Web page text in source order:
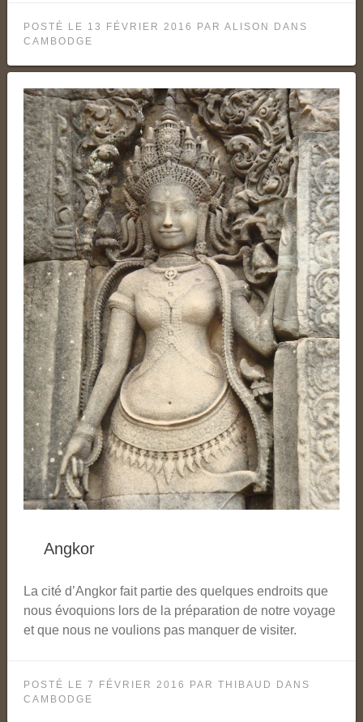
POSTÉ LE 13 FÉVRIER 2016 PAR ALISON
DANS
CAMBODGE
Angkor
La cité d’Angkor fait partie des quelques endroits que
nous évoquions lors de la préparation de notre voyage
et que nous ne voulions pas manquer de visiter.
POSTÉ LE 7 FÉVRIER 2016 PAR THIBAUD
DANS
CAMBODGE